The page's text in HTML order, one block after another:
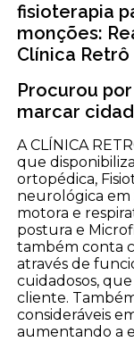
fisioterapia
monções:
Clínica Retrô
Procurou
marcar
A CLÍNICA
que
ortopédica,
neurológica em
motora e
postura e
também conta
através de
cuidadosos,
cliente.
consideráveis
aumentando a